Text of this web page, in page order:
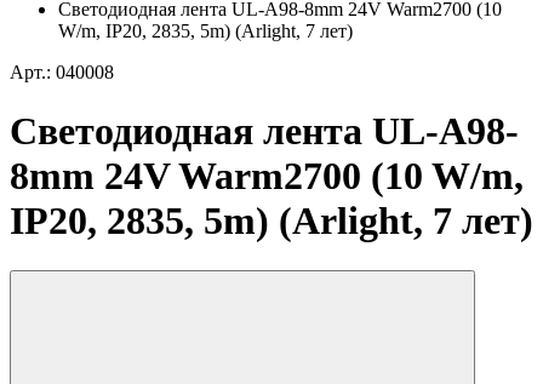
Светодиодная лента UL-A98-8mm 24V Warm2700 (10
W/m, IP20, 2835, 5m) (Arlight, 7 лет)
Арт.: 040008
Светодиодная лента UL-A98-
8mm 24V Warm2700 (10 W/m,
IP20, 2835, 5m) (Arlight, 7 лет)